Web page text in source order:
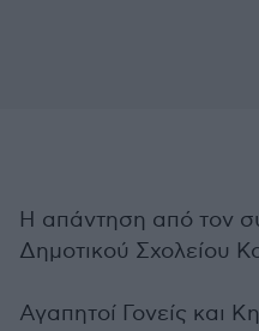
Η απάντηση από τον
Δημοτικού Σχολείου
Αγαπητοί Γονείς και